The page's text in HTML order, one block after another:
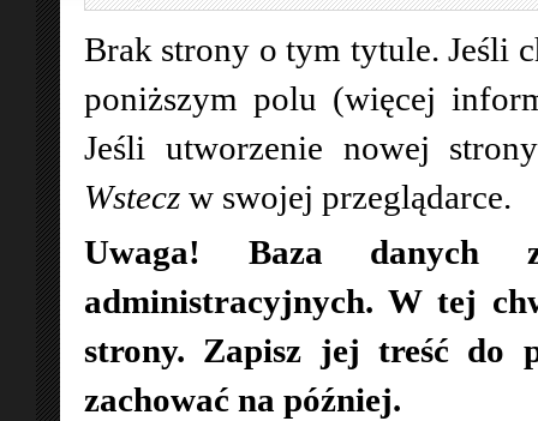
Brak strony o tym tytule. Jeśli
poniższym polu (więcej
Jeśli utworzenie nowej
Wstecz w swojej przeglądarce.
Uwaga! Baza danych
administracyjnych. W tej
strony. Zapisz jej treść do
zachować na później.